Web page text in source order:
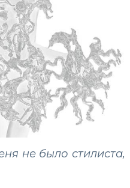
не было стилиста,